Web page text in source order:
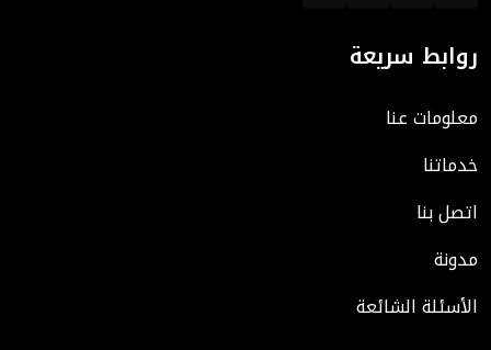
روابط سريعة
معلومات عنا
خدماتنا
اتصل بنا
مدونة
الأسئلة الشائعة